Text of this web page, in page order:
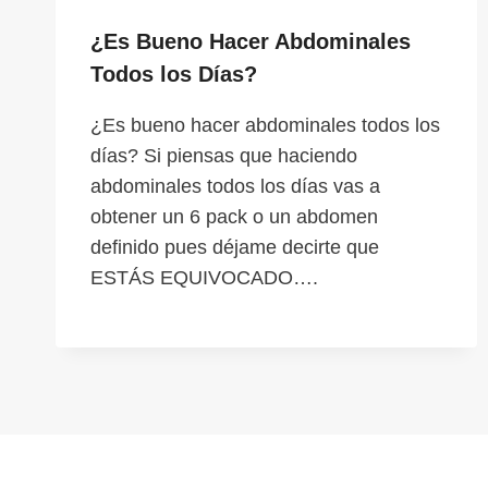
¿Es Bueno Hacer Abdominales
Todos los Días?
¿Es bueno hacer abdominales todos los
días? Si piensas que haciendo
abdominales todos los días vas a
obtener un 6 pack o un abdomen
definido pues déjame decirte que
ESTÁS EQUIVOCADO….